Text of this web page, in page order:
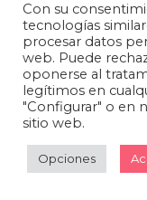
Con su
tecnologías
procesar datos
web. Puede
oponerse al
legítimos en
"Configurar" o en
sitio web.
Opciones